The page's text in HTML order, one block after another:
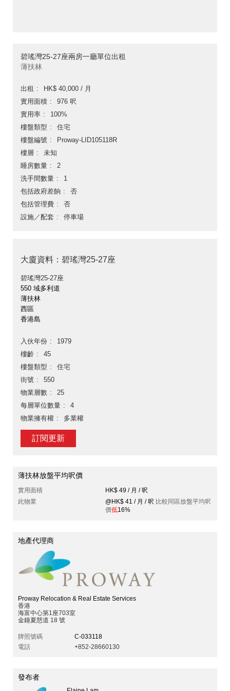
碧瑤灣25-27座兩房一廳單位出租
薄扶林
出租
HK$ 40,000 / 月
實用面積
976 呎
實用率
100%
樓盤類型
住宅
樓盤編號
Proway-LID105118R
樓層
未知
睡房數量
2
洗手間數量
1
包括政府差餉
否
包括管理費
否
設施／配套
停車場
大廈資料：碧瑤灣25-27座
碧瑤灣25-27座
550 域多利道
薄扶林
西區
香港島
入伙年份
1979
樓齡
45
樓盤類型
住宅
街號
550
物業層數
25
每層單位數量
4
物業擁有權
多業權
訂閱更新
薄扶林放盤平均呎價
實用面積
HK$ 49 / 月 / 呎
此物業
@HK$ 41 / 月 / 呎 比較同區放盤平均呎
價低16%
地產代理商
Proway Relocation & Real Estate Services
香港
海富中心第1座703室
金鐘夏慤道 18 號
牌照號碼
C-033118
電話
+852-28660130
發布者